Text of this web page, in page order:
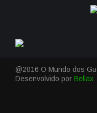
@2016 O Mundo dos
Desenvolvido por Bellax